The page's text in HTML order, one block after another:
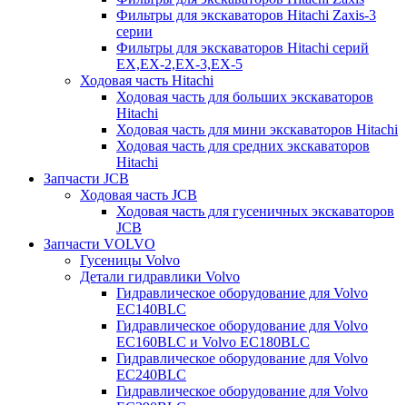
Фильтры для экскаваторов Hitachi Zaxis-3
серии
Фильтры для экскаваторов Hitachi серий
EX,EX-2,EX-3,EX-5
Ходовая часть Hitachi
Ходовая часть для больших экскаваторов
Hitachi
Ходовая часть для мини экскаваторов Hitachi
Ходовая часть для средних экскаваторов
Hitachi
Запчасти JCB
Ходовая часть JCB
Ходовая часть для гусеничных экскаваторов
JCB
Запчасти VOLVO
Гусеницы Volvo
Детали гидравлики Volvo
Гидравлическое оборудование для Volvo
EC140BLC
Гидравлическое оборудование для Volvo
EC160BLC и Volvo EC180BLC
Гидравлическое оборудование для Volvo
EC240BLC
Гидравлическое оборудование для Volvo